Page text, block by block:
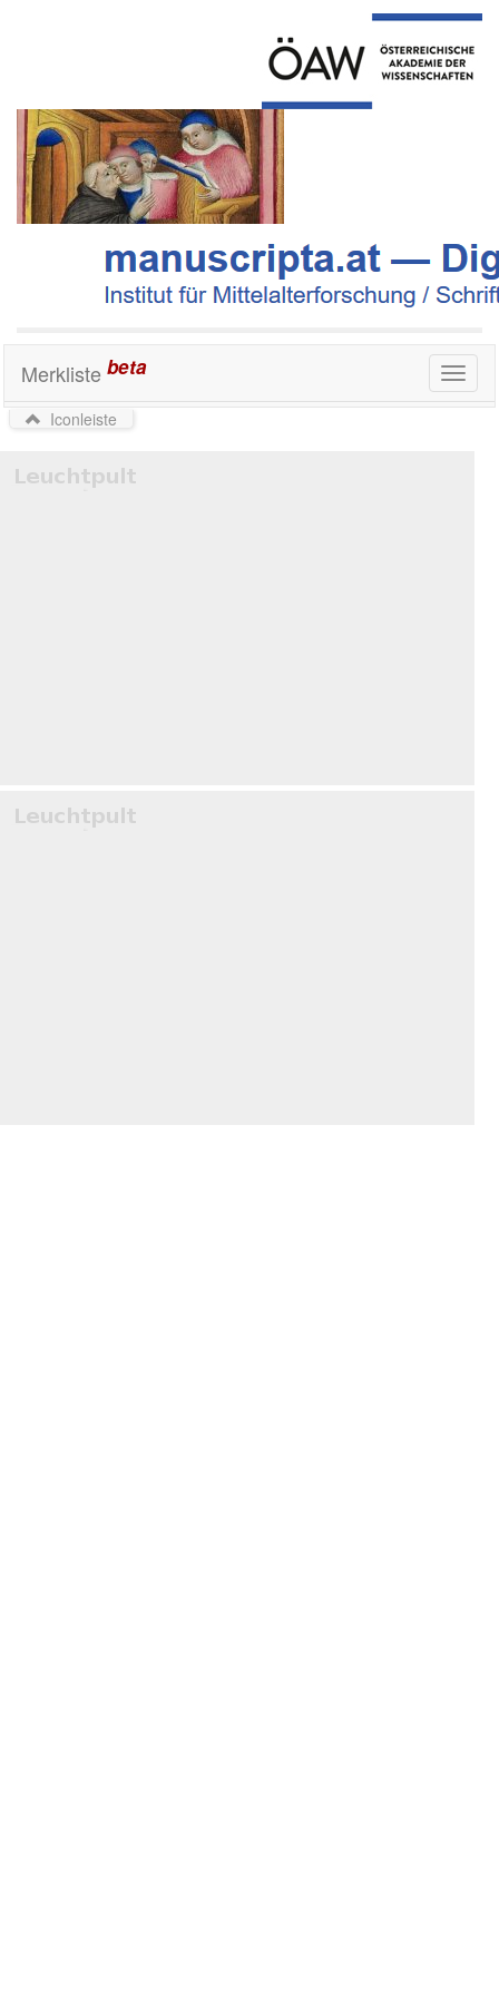
Toggle
Merkliste beta
Iconleiste